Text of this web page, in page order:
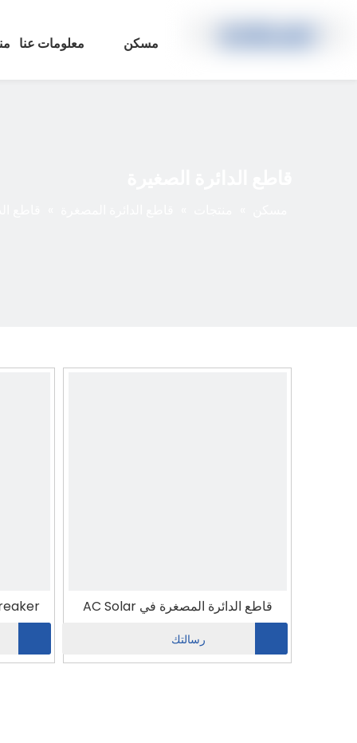
مسكن معلومات عنا
قاطع الدائرة المصغرة في AC Solar
رسالتك